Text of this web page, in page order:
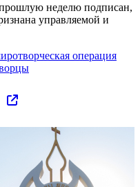
неделю подписан,
управляемой и
операция
VK